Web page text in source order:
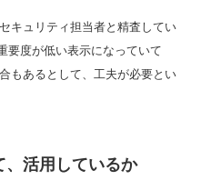
キュリティ担当者と精査してい
要度が低い表示になっていて
もあるとして、工夫が必要とい
、活用しているか